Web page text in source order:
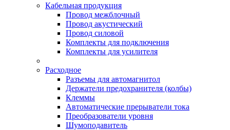
Кабельная продукция
Провод межблочный
Провод акустический
Провод силовой
Комплекты для подключения
Комплекты для усилителя
Расходное
Разъемы для автомагнитол
Держатели предохранителя (колбы)
Клеммы
Автоматические прерыватели тока
Преобразователи уровня
Шумоподавитель